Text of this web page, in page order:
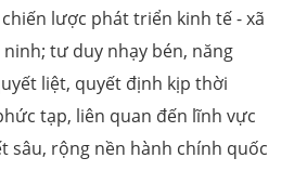
lược phát triển kinh tế - xã
tư duy nhạy bén, năng
liệt, quyết định kịp thời
tạp, liên quan đến lĩnh vực
sâu, rộng nền hành chính quốc